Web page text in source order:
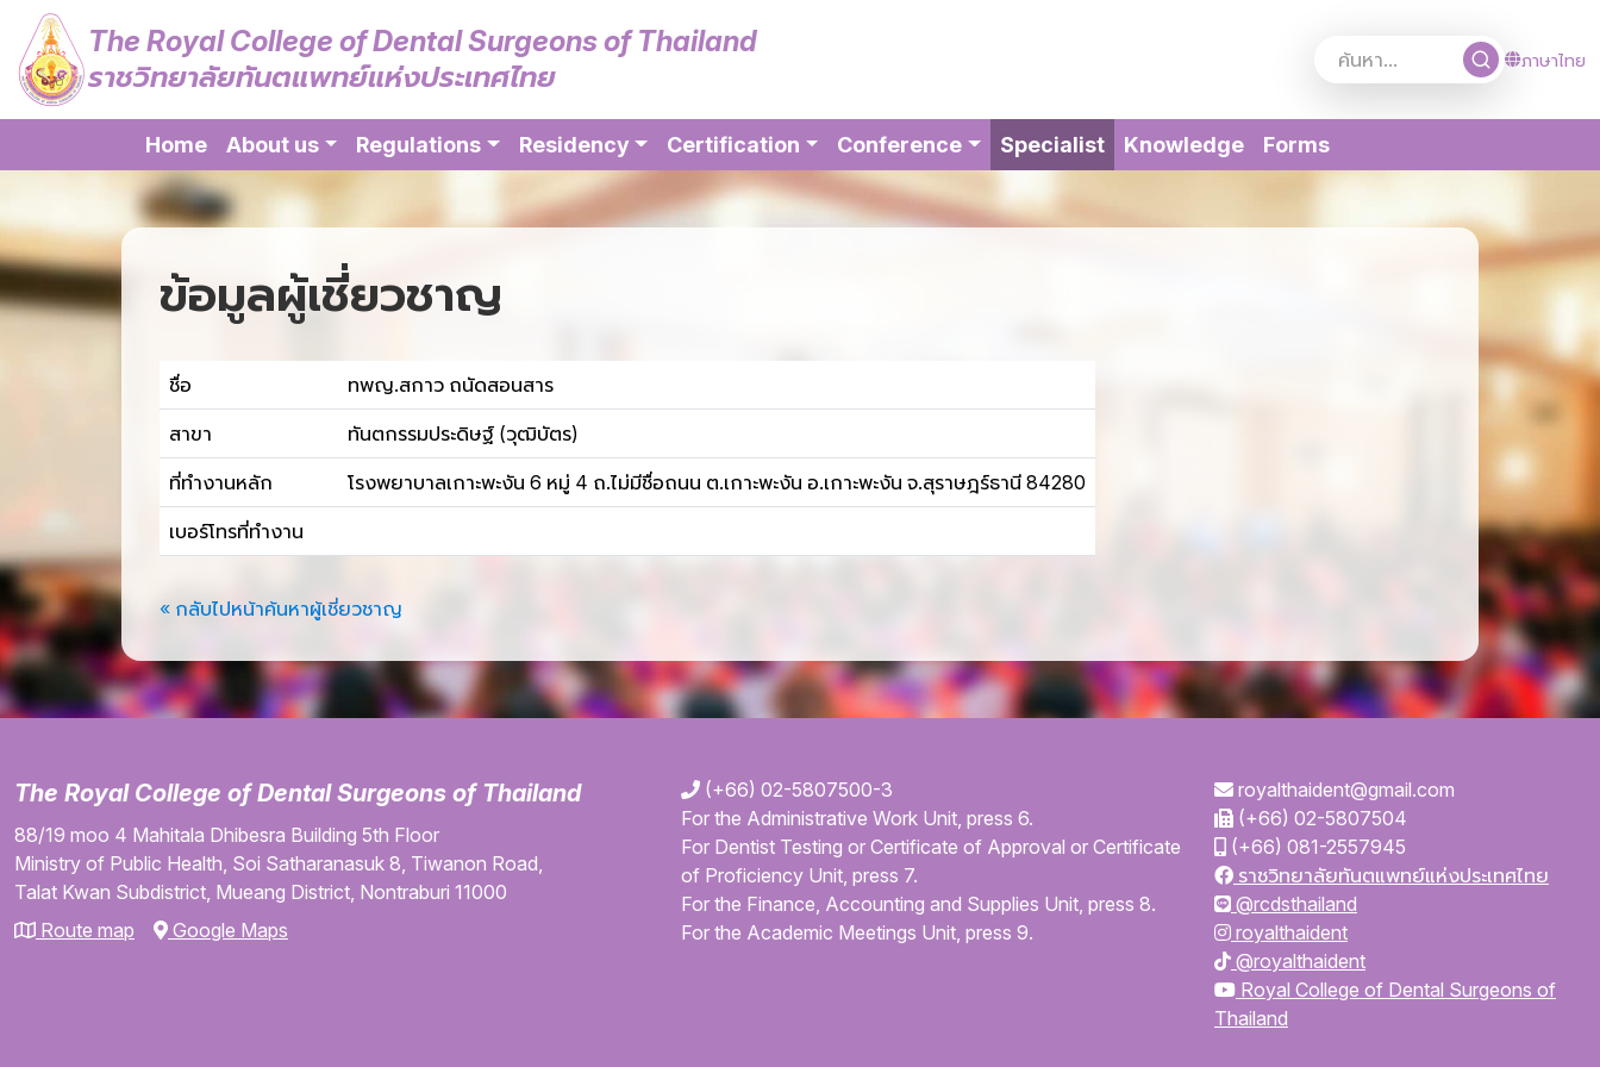
The Royal College of Dental Surgeons of Thailand
ราชวิทยาลัยทันตแพทย์แห่งประเทศไทย
ภาษาไทย
Home About us Regulations Residency Certification Conference Specialist(current)
Knowledge Forms
ข้อมูลผู้เชี่ยวชาญ
ชื่อ ทพญ.สกาว ถนัดสอนสาร
สาขา ทันตกรรมประดิษฐ์ (วุฒิบัตร)
ที่ทำงานหลัก โรงพยาบาลเกาะพะงัน 6 หมู่ 4 ถ.ไม่มีชื่อถนน ต.เกาะพะงัน อ.เกาะพะงัน จ.สุราษฎร์ธานี 84280
เบอร์โทรที่ทำงาน
« กลับไปหน้าค้นหาผู้เชี่ยวชาญ
The Royal College of Dental Surgeons of Thailand
88/19 moo 4 Mahitala Dhibesra Building 5th Floor
Ministry of Public Health, Soi Satharanasuk 8, Tiwanon Road,
Talat Kwan Subdistrict, Mueang District, Nontraburi 11000
Route map
Google Maps
(+66) 02-5807500-3
For the Administrative Work Unit, press 6.
For Dentist Testing or Certificate of Approval or Certificate
of Proficiency Unit, press 7.
For the Finance, Accounting and Supplies Unit, press 8.
For the Academic Meetings Unit, press 9.
royalthaident@gmail.com
(+66) 02-5807504
(+66) 081-2557945
ราชวิทยาลัยทันตแพทย์แห่งประเทศไทย
@rcdsthailand
royalthaident
@royalthaident
Royal College of Dental Surgeons of
Thailand